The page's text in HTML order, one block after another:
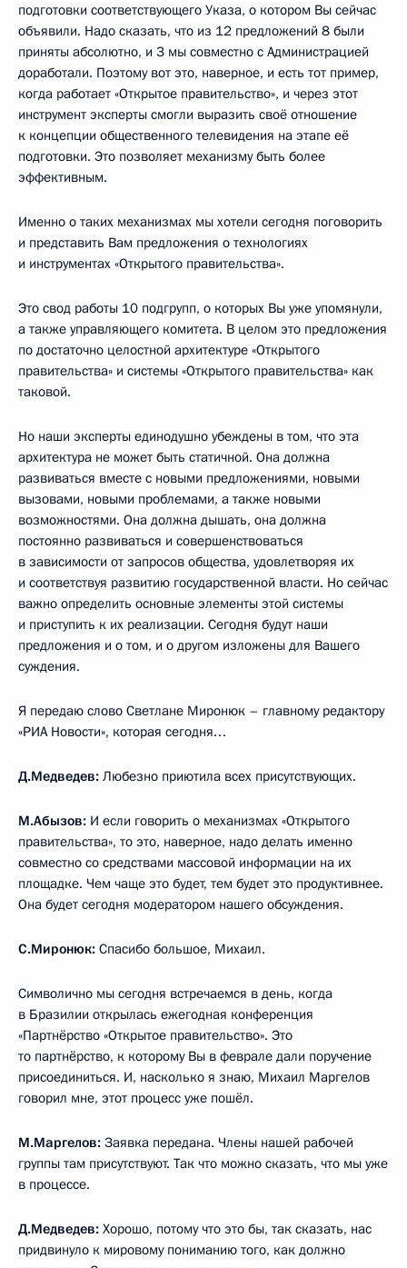
подготовки соответствующего Указа, о котором Вы сейчас
объявили. Надо сказать, что из 12 предложений 8 были
приняты абсолютно, и 3 мы совместно с Администрацией
доработали. Поэтому вот это, наверное, и есть тот пример,
когда работает «Открытое правительство», и через этот
инструмент эксперты смогли выразить своё отношение
к концепции общественного телевидения на этапе её
подготовки. Это позволяет механизму быть более
эффективным.
Именно о таких механизмах мы хотели сегодня поговорить
и представить Вам предложения о технологиях
и инструментах «Открытого правительства».
Это свод работы 10 подгрупп, о которых Вы уже упомянули,
а также управляющего комитета. В целом это предложения
по достаточно целостной архитектуре «Открытого
правительства» и системы «Открытого правительства» как
таковой.
Но наши эксперты единодушно убеждены в том, что эта
архитектура не может быть статичной. Она должна
развиваться вместе с новыми предложениями, новыми
вызовами, новыми проблемами, а также новыми
возможностями. Она должна дышать, она должна
постоянно развиваться и совершенствоваться
в зависимости от запросов общества, удовлетворяя их
и соответствуя развитию государственной власти. Но сейчас
важно определить основные элементы этой системы
и приступить к их реализации. Сегодня будут наши
предложения и о том, и о другом изложены для Вашего
суждения.
Я передаю слово Светлане Миронюк – главному редактору
«РИА Новости», которая сегодня…
Д.Медведев: Любезно приютила всех присутствующих.
М.Абызов: И если говорить о механизмах «Открытого
правительства», то это, наверное, надо делать именно
совместно со средствами массовой информации на их
площадке. Чем чаще это будет, тем будет это продуктивнее.
Она будет сегодня модератором нашего обсуждения.
С.Миронюк: Спасибо большое, Михаил.
Символично мы сегодня встречаемся в день, когда
в Бразилии открылась ежегодная конференция
«Партнёрство «Открытое правительство». Это
то партнёрство, к которому Вы в феврале дали поручение
присоединиться. И, насколько я знаю, Михаил Маргелов
говорил мне, этот процесс уже пошёл.
М.Маргелов: Заявка передана. Члены нашей рабочей
группы там присутствуют. Так что можно сказать, что мы уже
в процессе.
Д.Медведев: Хорошо, потому что это бы, так сказать, нас
придвинуло к мировому пониманию того, как должно